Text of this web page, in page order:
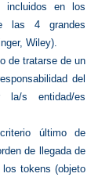
incluidos en los
las 4 grandes
Wiley).
de tratarse de un
del
la/s entidad/es
último de
de llegada de
tokens (objeto